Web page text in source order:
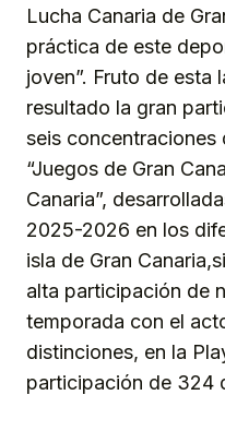
Lucha Canaria de
práctica de este
joven”. Fruto de esta
resultado la gran
seis
“Juegos de Gran
Canaria”,
2025-2026 en los
isla de Gran
alta participación de
temporada con el
distinciones, en la
participación de 324